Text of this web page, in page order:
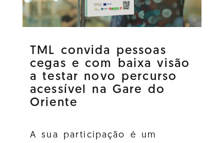
TML convida pessoas
cegas e com baixa visão
a testar novo percurso
acessível na Gare do
Oriente
A sua participação é um